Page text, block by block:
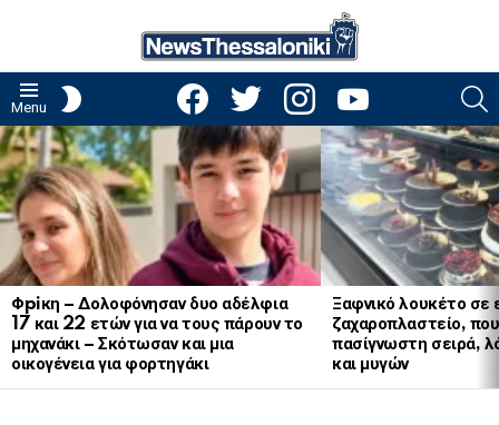
Menu
facebooktwitter instagramyoutube
LATEST
STORIES
Φpiκη – Δολοφόνησαν δυο αδέλφια
17 και 22 ετών για να τους πάρουν το
μηχανάκι – Σκότωσαν και μια
οικογένεια για φορτηγάκι
Ξαφνικό λουκέτο σε
ζαχαροπλαστείο,
πασίγνωστη σειρά,
και μυγών